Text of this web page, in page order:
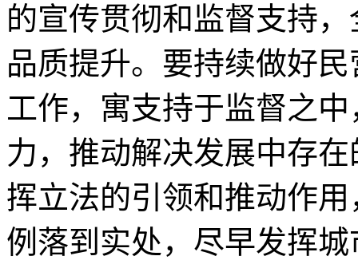
的宣传贯彻和监督支持
品质提升。要持续做好
工作，寓支持于监督之
力，推动解决发展中存
挥立法的引领和推动作
例落到实处，尽早发挥